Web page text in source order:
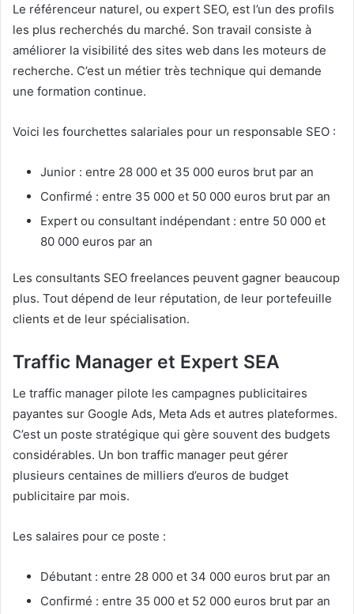
Le référenceur naturel, ou expert SEO, est l’un des profils
les plus recherchés du marché. Son travail consiste à
améliorer la visibilité des sites web dans les moteurs de
recherche. C’est un métier très technique qui demande
une formation continue.
Voici les fourchettes salariales pour un responsable SEO :
Junior : entre 28 000 et 35 000 euros brut par an
Confirmé : entre 35 000 et 50 000 euros brut par an
Expert ou consultant indépendant : entre 50 000 et
80 000 euros par an
Les consultants SEO freelances peuvent gagner beaucoup
plus. Tout dépend de leur réputation, de leur portefeuille
clients et de leur spécialisation.
Traffic Manager et Expert SEA
Le traffic manager pilote les campagnes publicitaires
payantes sur Google Ads, Meta Ads et autres plateformes.
C’est un poste stratégique qui gère souvent des budgets
considérables. Un bon traffic manager peut gérer
plusieurs centaines de milliers d’euros de budget
publicitaire par mois.
Les salaires pour ce poste :
Débutant : entre 28 000 et 34 000 euros brut par an
Confirmé : entre 35 000 et 52 000 euros brut par an